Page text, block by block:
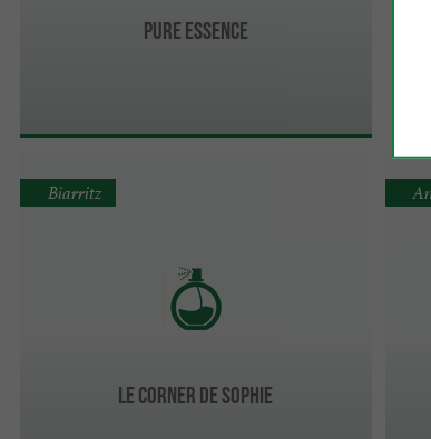
Pure Essence
Le Corner de Sophie
Biarritz